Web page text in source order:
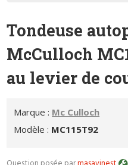
Tondeuse
McCulloch
au levier de
Marque : Mc Culloch
Modèle : MC115T92